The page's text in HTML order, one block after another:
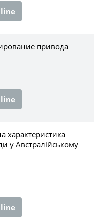
привода
характеристика
у Австралійському